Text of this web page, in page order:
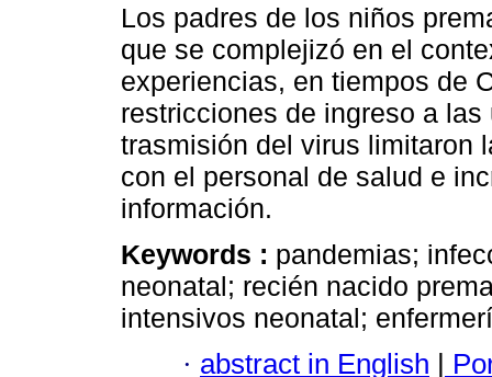
Los padres de los niños
que se complejizó en el
experiencias, en tiempos de
restricciones de ingreso a
trasmisión del virus limitaron
con el personal de salud e
información.
Keywords : pandemias;
neonatal; recién nacido
intensivos neonatal;
· abstract in English